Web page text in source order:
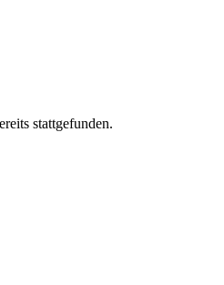
stattgefunden.